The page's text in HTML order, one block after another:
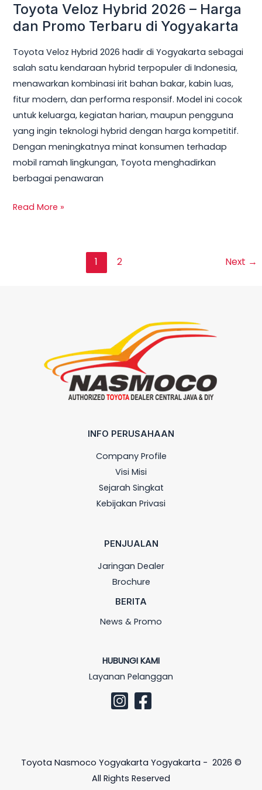
Toyota Veloz Hybrid 2026 – Harga
dan Promo Terbaru di Yogyakarta
Toyota Veloz Hybrid 2026 hadir di Yogyakarta sebagai
salah satu kendaraan hybrid terpopuler di Indonesia,
menawarkan kombinasi irit bahan bakar, kabin luas,
fitur modern, dan performa responsif. Model ini cocok
untuk keluarga, kegiatan harian, maupun pengguna
yang ingin teknologi hybrid dengan harga kompetitif.
Dengan meningkatnya minat konsumen terhadap
mobil ramah lingkungan, Toyota menghadirkan
berbagai penawaran
Read More »
1 2 Next →
INFO PERUSAHAAN
Company Profile
Visi Misi
Sejarah Singkat
Kebijakan Privasi
PENJUALAN
Jaringan Dealer
Brochure
BERITA
News & Promo
HUBUNGI KAMI
Layanan Pelanggan
Toyota Nasmoco Yogyakarta Yogyakarta - 2026 ©
All Rights Reserved